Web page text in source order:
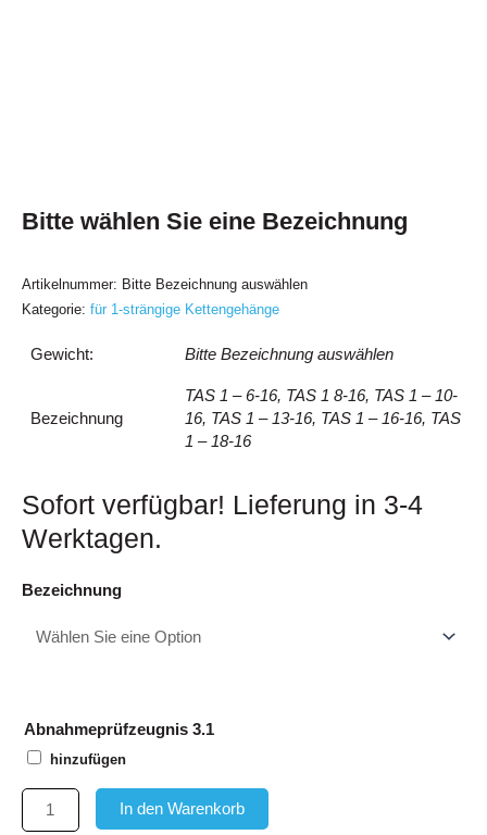
Bitte wählen Sie eine Bezeichnung
Artikelnummer: Bitte Bezeichnung auswählen
Kategorie: für 1-strängige Kettengehänge
Gewicht: Bitte Bezeichnung auswählen
Bezeichnung
TAS 1 – 6-16, TAS 1 8-16, TAS 1 – 10-
16, TAS 1 – 13-16, TAS 1 – 16-16, TAS
1 – 18-16
Sofort verfügbar! Lieferung in 3-4
Werktagen.
Bezeichnung
Abnahmeprüfzeugnis 3.1
hinzufügen
Aufhängeglied/Aufhängekopf
Einfachkran
In den Warenkorb